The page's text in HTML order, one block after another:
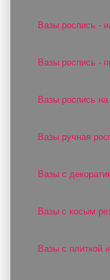
Вазы роспись -
Вазы роспись -
Вазы роспись
Вазы ручная
Вазы с
Вазы с косым
Вазы с плиткой